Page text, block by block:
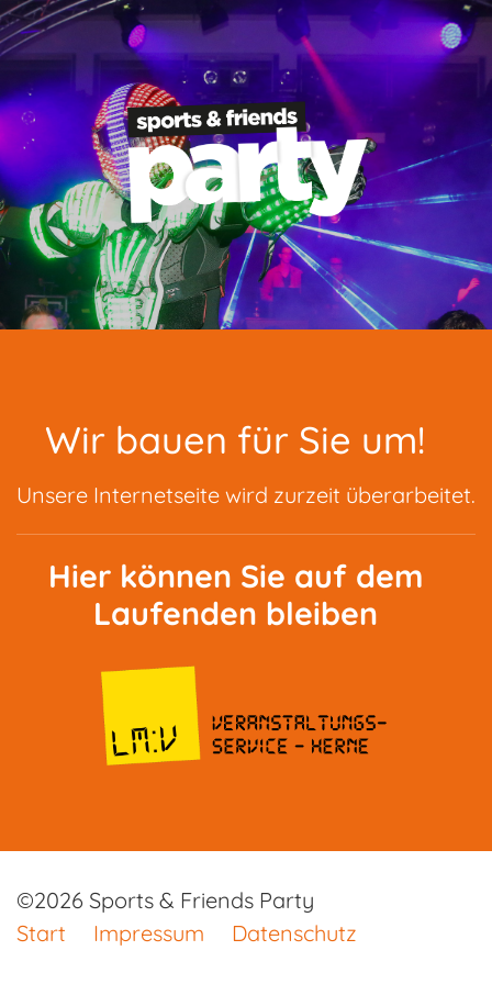
Wir bauen für Sie um!
Unsere Internetseite wird zurzeit überarbeitet.
Hier können Sie auf dem
Laufenden bleiben
©2026 Sports & Friends Party
Start
Impressum Datenschutz